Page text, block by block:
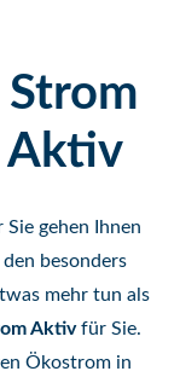
Aktiv
Sie gehen Ihnen
besonders
mehr tun als
Aktivfür Sie.
Ökostrom in